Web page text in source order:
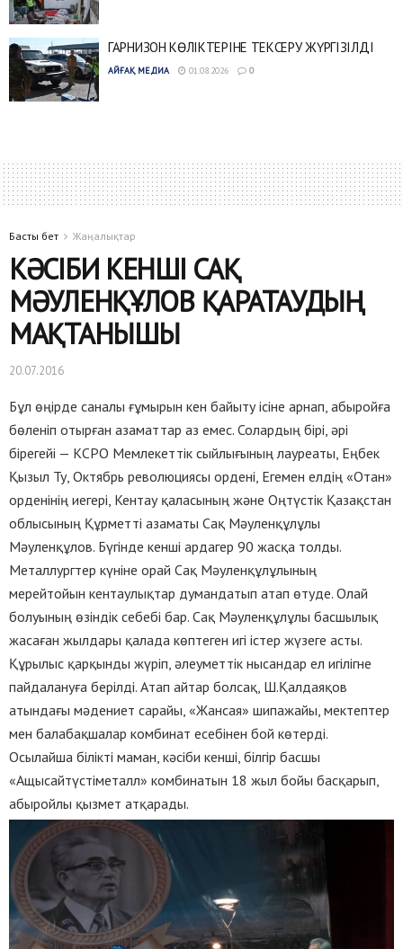
ГАРНИЗОН КӨЛІКТЕРІНЕ ТЕКСЕРУ ЖҮРГІЗІЛДІ
АЙҒАҚ МЕДИА 01.08.2026 0
Басты бет Жаңалықтар
КӘСІБИ КЕНШІ САҚ
МӘУЛЕНҚҰЛОВ ҚАРАТАУДЫҢ
МАҚТАНЫШЫ
20.07.2016
Бұл өңірде саналы ғұмырын кен байыту ісіне арнап, абыройға
бөленіп отырған азаматтар аз емес. Солардың бірі, әрі
бірегейі — КСРО Мемлекеттік сыйлығының лауреаты, Еңбек
Қызыл Ту, Октябрь революциясы ордені, Егемен елдің «Отан»
орденінің иегері, Кентау қаласының және Оңтүстік Қазақстан
облысының Құрметті азаматы Сақ Мәуленқұлұлы
Мәуленқұлов. Бүгінде кенші ардагер 90 жасқа толды.
Металлургтер күніне орай Сақ Мәуленқұлұлының
мерейтойын кентаулықтар думандатып атап өтуде. Олай
болуының өзіндік себебі бар. Сақ Мәуленқұлұлы басшылық
жасаған жылдары қалада көптеген игі істер жүзеге асты.
Құрылыс қарқынды жүріп, әлеуметтік нысандар ел игілігне
пайдалануға берілді. Атап айтар болсақ, Ш.Қалдаяқов
атындағы мәдениет сарайы, «Жансая» шипажайы, мектептер
мен балабақшалар комбинат есебінен бой көтерді.
Осылайша білікті маман, кәсіби кенші, білгір басшы
«Ащысайтүстіметалл» комбинатын 18 жыл бойы басқарып,
абыройлы қызмет атқарады.